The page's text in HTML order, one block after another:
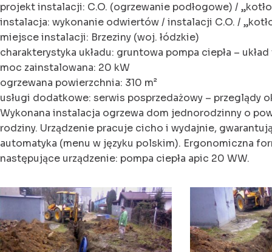
projekt instalacji: C.O. (ogrzewanie podłogowe) /
instalacja: wykonanie odwiertów / instalacji C.O. /
miejsce instalacji: Brzeziny (woj. łódzkie)
charakterystyka układu: gruntowa pompa ciepła –
moc zainstalowana: 20 kW
ogrzewana powierzchnia: 310 m²
usługi dodatkowe: serwis posprzedażowy – przeglądy
Wykonana instalacja ogrzewa dom jednorodzinny o
rodziny. Urządzenie pracuje cicho i wydajnie,
automatyka (menu w języku polskim). Ergonomiczna
następujące urządzenie: pompa ciepła apic 20 WW.